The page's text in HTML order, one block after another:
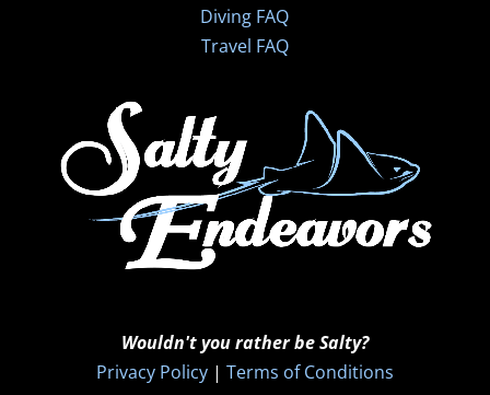
Diving FAQ
Travel FAQ
Wouldn't you rather be Salty?
Privacy Policy | Terms of Conditions